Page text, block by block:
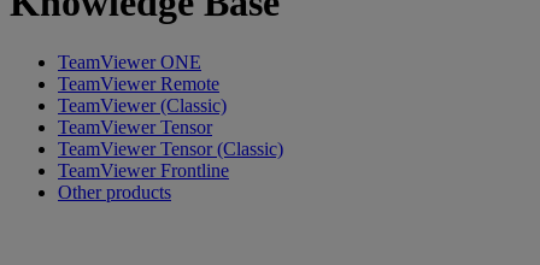
TeamViewer ONE
TeamViewer Remote
TeamViewer (Classic)
TeamViewer Tensor
TeamViewer Tensor (Classic)
TeamViewer Frontline
Other products